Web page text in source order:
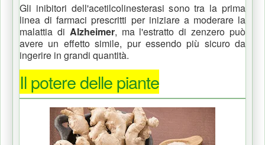
Gli inibitori dell'acetilcolinesterasi sono tra la prima
linea di farmaci prescritti per iniziare a moderare la
malattia di Alzheimer, ma l'estratto di zenzero può
avere un effetto simile, pur essendo più sicuro da
ingerire in grandi quantità.
Il potere delle piante